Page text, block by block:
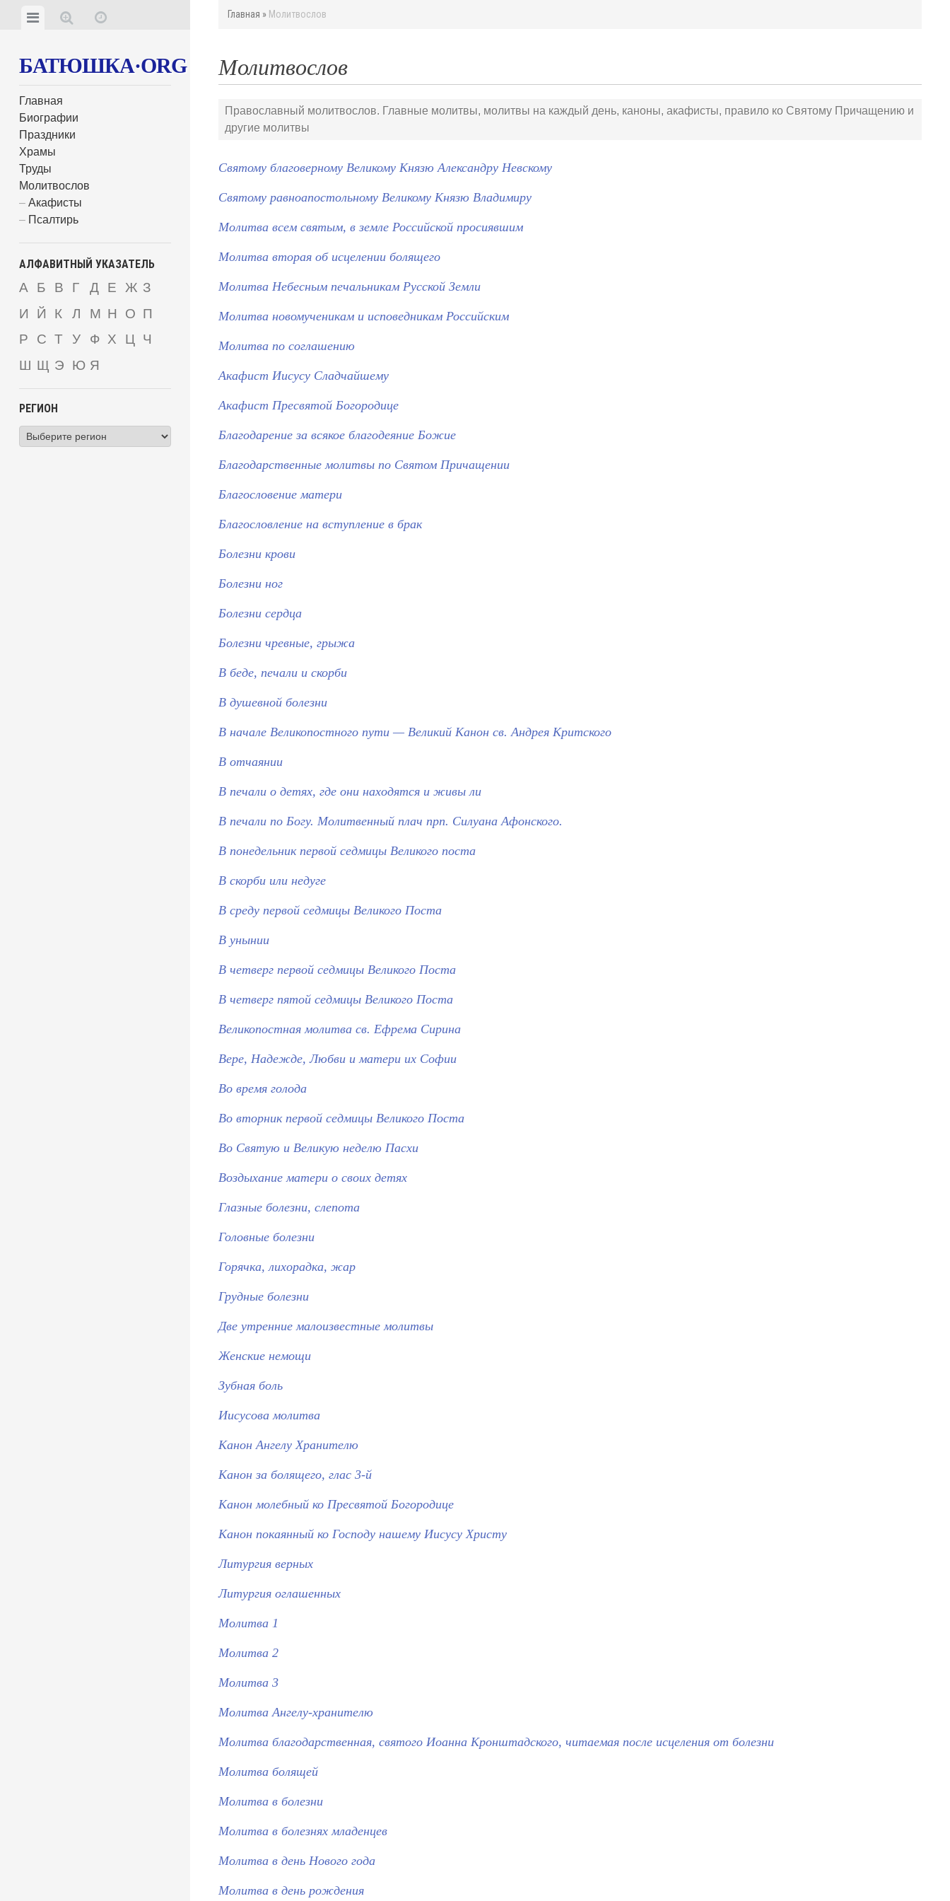
БАТЮШКА·ORG
Главная
Биографии
Праздники
Храмы
Труды
Молитвослов
Акафисты
Псалтирь
АЛФАВИТНЫЙ УКАЗАТЕЛЬ
А Б В Г Д Е Ж З
И
Й К Л М Н О П
Р
С Т У Ф Х Ц
Ч
Ш Щ Э Ю Я
РЕГИОН
Главная » Молитвослов
Молитвослов
Православный молитвослов. Главные молитвы, молитвы на каждый день, каноны, акафисты, правило ко Святому Причащению и
другие молитвы
Cвятому благоверному Великому Князю Александру Невскому
Cвятому равноапостольному Великому Князю Владимиру
Mолитва всем святым, в земле Российской просиявшим
Mолитва вторая об исцелении болящего
Mолитва Небесным печальникам Русской Земли
Mолитва новомученикам и исповедникам Российским
Mолитва по соглашению
Акафист Иисусу Сладчайшему
Акафист Пресвятой Богородице
Благодарение за всякое благодеяние Божие
Благодарственные молитвы по Святом Причащении
Благословение матери
Благословление на вступление в брак
Болезни крови
Болезни ног
Болезни сердца
Болезни чревные, грыжа
В беде, печали и скорби
В душевной болезни
В начале Великопостного пути — Великий Канон св. Андрея Критского
В отчаянии
В печали о детях, где они находятся и живы ли
В печали по Богу. Молитвенный плач прп. Силуана Афонского.
В понедельник первой седмицы Великого поста
В скорби или недуге
В среду первой седмицы Великого Поста
В унынии
В четверг первой седмицы Великого Поста
В четверг пятой седмицы Великого Поста
Великопостная молитва св. Ефрема Сирина
Вере, Надежде, Любви и матери их Софии
Во время голода
Во вторник первой седмицы Великого Поста
Во Святую и Великую неделю Пасхи
Воздыхание матери о своих детях
Глазные болезни, слепота
Головные болезни
Горячка, лихорадка, жар
Грудные болезни
Две утренние малоизвестные молитвы
Женские немощи
Зубная боль
Иисусова молитва
Канон Ангелу Хранителю
Канон за болящего, глас 3-й
Канон молебный ко Пресвятой Богородице
Канон покаянный ко Господу нашему Иисусу Христу
Литургия верных
Литургия оглашенных
Молитва 1
Молитва 2
Молитва 3
Молитва Ангелу-хранителю
Молитва благодарственная, святого Иоанна Кронштадского, читаемая после исцеления от болезни
Молитва болящей
Молитва в болезни
Молитва в болезнях младенцев
Молитва в день Hового года
Молитва в день рождения